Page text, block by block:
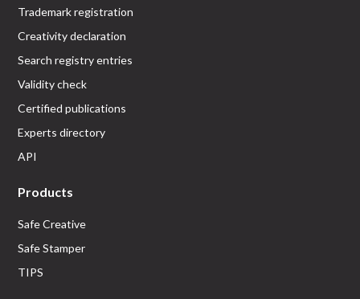
Trademark registration
Creativity declaration
Search registry entries
Validity check
Certified publications
Experts directory
API
Products
Safe Creative
Safe Stamper
TIPS